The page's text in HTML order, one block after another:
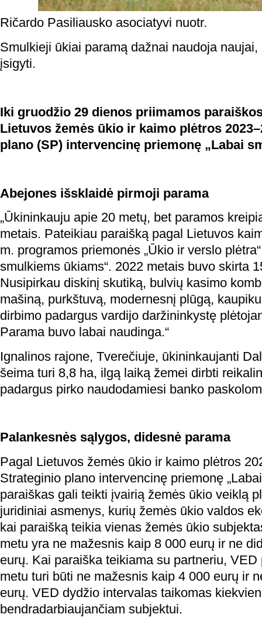
Ričardo Pasiliausko asociatyvi nuotr.
Smulkieji ūkiai paramą dažnai naudoja
įsigyti.
Iki gruodžio 29 dienos priimamos
Lietuvos žemės ūkio ir kaimo plėtros
plano (SP) intervencinę priemonę „Labai
Abejones išsklaidė pirmoji parama
„Ūkininkauju apie 20 metų, bet paramos
metais. Pateikiau paraišką pagal Lietuvos
m. programos priemonės „Ūkio ir verslo
smulkiems ūkiams“. 2022 metais buvo skirta
Nusipirkau diskinį skutiką, bulvių kasimo
mašiną, purkštuvą, modernesnį plūgą,
dirbimo padargus vardijo daržininkystę
Parama buvo labai naudinga.“
Ignalinos rajone, Tverečiuje, ūkininkaujanti
šeima turi 8,8 ha, ilgą laiką žemei dirbti
padargus pirko naudodamiesi banko
Palankesnės sąlygos, didesnė parama
Pagal Lietuvos žemės ūkio ir kaimo plėtros
Strateginio plano intervencinę priemonę
paraiškas gali teikti įvairią žemės ūkio veiklą
juridiniai asmenys, kurių žemės ūkio valdos
kai paraišką teikia vienas žemės ūkio
metu yra ne mažesnis kaip 8 000 eurų ir ne
eurų. Kai paraiška teikiama su partneriu,
metu turi būti ne mažesnis kaip 4 000 eurų ir
eurų. VED dydžio intervalas taikomas
bendradarbiaujančiam subjektui.